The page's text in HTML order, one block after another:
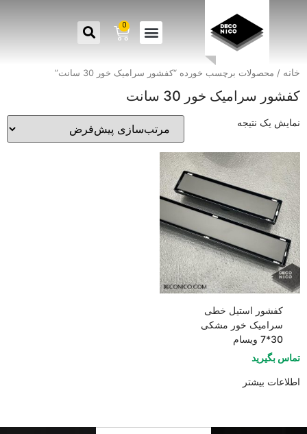
0
خانه / محصولات برچسب خورده “کفشور سرامیک خور 30 سانت”
کفشور سرامیک خور 30 سانت
نمایش یک نتیجه
کفشور استیل خطی
سرامیک خور مشکی
30*7 ویسام
تماس بگیرید
اطلاعات بیشتر